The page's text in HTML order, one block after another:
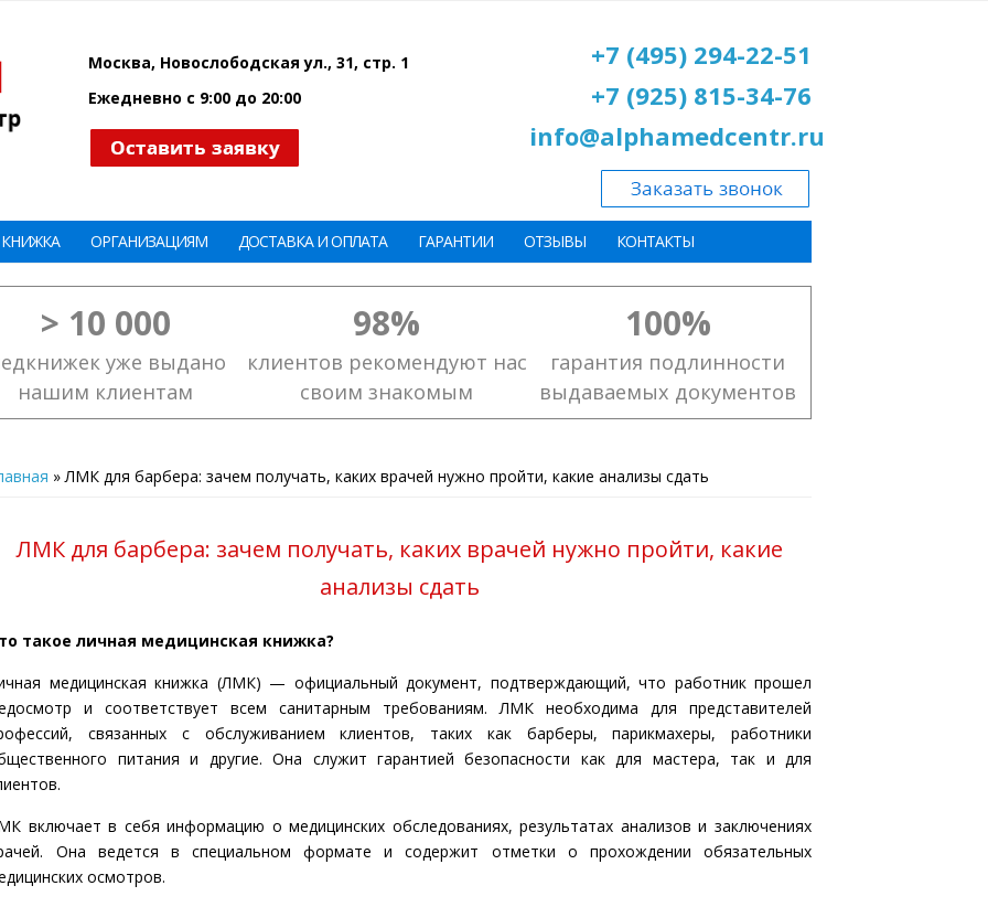
Москва, Новослободская ул., 31, стр. 1
Ежедневно с 9:00 до 20:00
+7 (495) 294-22-51
+7 (925) 815-34-76
info@alphamedcentr.ru
ОРГАНИЗАЦИЯМ ДОСТАВКА И ОПЛАТА ГАРАНТИИ ОТЗЫВЫ КОНТАКТЫ
> 10 000
уже выдано
нашим клиентам
98%
клиентов рекомендуют нас
своим знакомым
100%
гарантия подлинности
выдаваемых документов
»ЛМК для барбера: зачем получать, каких врачей нужно пройти, какие анализы сдать
ЛМК для барбера: зачем получать, каких врачей нужно пройти, какие
анализы сдать
такое личная медицинская книжка?
медицинская книжка (ЛМК) — официальный документ, подтверждающий, что работник прошел
и соответствует всем санитарным требованиям. ЛМК необходима для представителей
связанных с обслуживанием клиентов, таких как барберы, парикмахеры, работники
питания и другие. Она служит гарантией безопасности как для мастера, так и для
включает в себя информацию о медицинских обследованиях, результатах анализов и заключениях
Она ведется в специальном формате и содержит отметки о прохождении обязательных
осмотров.